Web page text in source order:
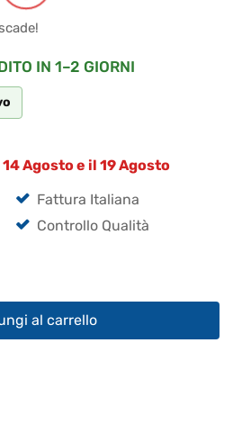
IN 1–2 GIORNI
Agosto e il 19 Agosto
Fattura Italiana
Controllo Qualità
al carrello